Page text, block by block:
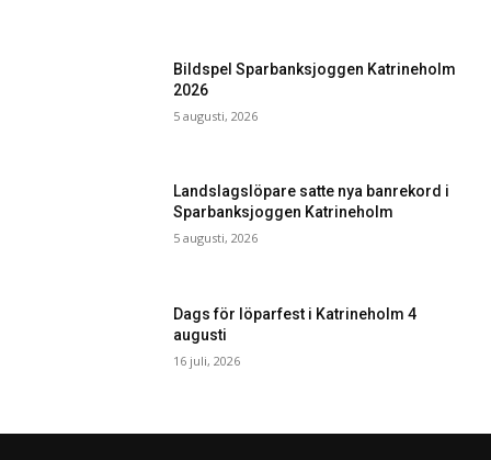
Bildspel Sparbanksjoggen Katrineholm
2026
5 augusti, 2026
Landslagslöpare satte nya banrekord i
Sparbanksjoggen Katrineholm
5 augusti, 2026
Dags för löparfest i Katrineholm 4
augusti
16 juli, 2026